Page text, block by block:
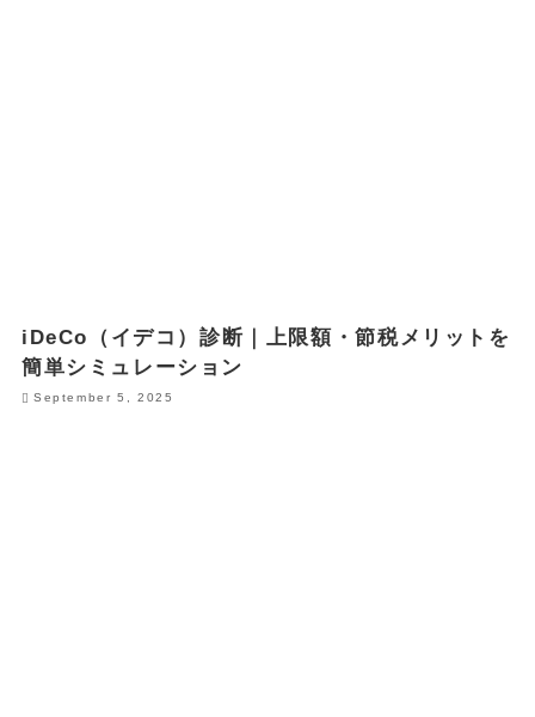
iDeCo（イデコ）診断｜上限額・節税メリットを
簡単シミュレーション
September 5, 2025